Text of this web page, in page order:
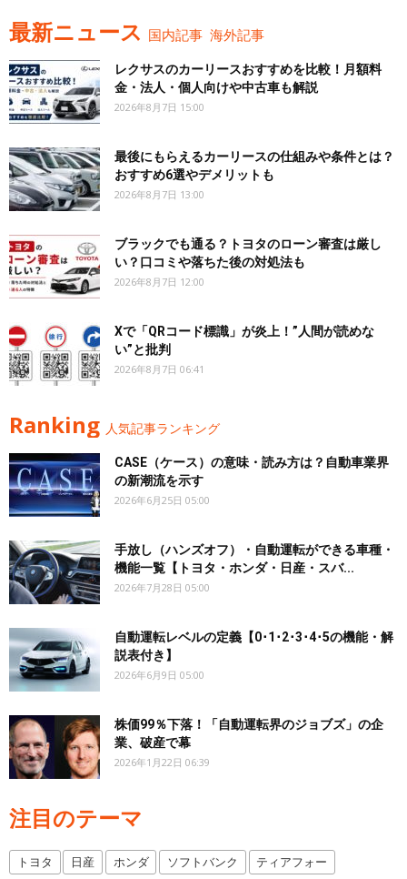
最新ニュース 国内記事 海外記事
レクサスのカーリースおすすめを比較！月額料
金・法人・個人向けや中古車も解説
2026年8月7日 15:00
最後にもらえるカーリースの仕組みや条件とは？
おすすめ6選やデメリットも
2026年8月7日 13:00
ブラックでも通る？トヨタのローン審査は厳し
い？口コミや落ちた後の対処法も
2026年8月7日 12:00
Xで「QRコード標識」が炎上！”人間が読めな
い”と批判
2026年8月7日 06:41
Ranking 人気記事ランキング
CASE（ケース）の意味・読み方は？自動車業界
の新潮流を示す
2026年6月25日 05:00
手放し（ハンズオフ）・自動運転ができる車種・
機能一覧【トヨタ・ホンダ・日産・スバ...
2026年7月28日 05:00
自動運転レベルの定義【0･1･2･3･4･5の機能・解
説表付き】
2026年6月9日 05:00
株価99％下落！「自動運転界のジョブズ」の企
業、破産で幕
2026年1月22日 06:39
注目のテーマ
トヨタ 日産 ホンダ ソフトバンク ティアフォー